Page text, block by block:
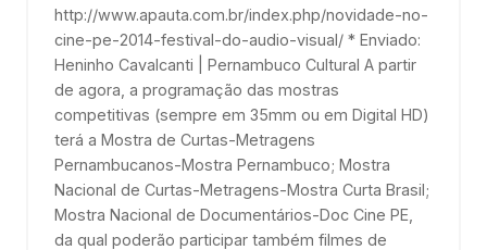
http://www.apauta.com.br/index.php/novidade-no-
cine-pe-2014-festival-do-audio-visual/ * Enviado:
Heninho Cavalcanti | Pernambuco Cultural A partir
de agora, a programação das mostras
competitivas (sempre em 35mm ou em Digital HD)
terá a Mostra de Curtas-Metragens
Pernambucanos-Mostra Pernambuco; Mostra
Nacional de Curtas-Metragens-Mostra Curta Brasil;
Mostra Nacional de Documentários-Doc Cine PE,
da qual poderão participar também filmes de